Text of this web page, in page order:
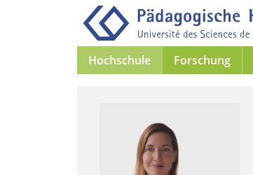
Hochschule Forschung